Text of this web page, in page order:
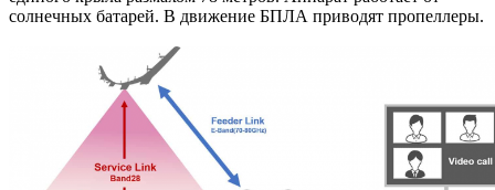
солнечных батарей. В движение БПЛА приводят пропеллеры.